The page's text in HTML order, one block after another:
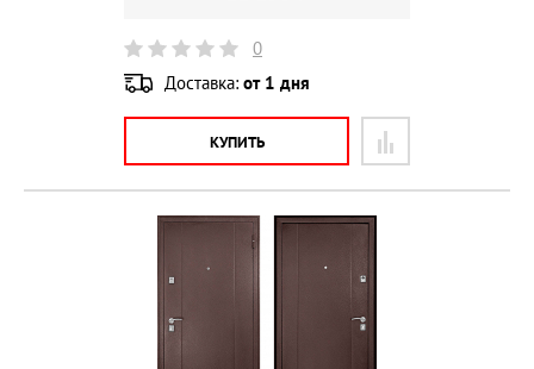
0
Доставка: от 1 дня
КУПИТЬ